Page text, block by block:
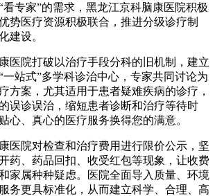
专家”的需求，黑龙江京科脑康医院积极
势医疗资源积极联合，推进分级诊疗制
建设。
院打破以治疗手段分科的旧机制，建立
一站式”多学科诊治中心，专家共同讨论为
方案，尤其适用于患者疑难疾病的诊疗，
误诊误治，缩短患者诊断和治疗等待时
心、真心的医疗服务换得您的满意。
院对检查和治疗费用进行限价公示，坚
药、药品回扣、收受红包等现象，让收费
家属种种疑虑。医院全面导入质量、环境
务更具标准化，从而建立科学、合理、高